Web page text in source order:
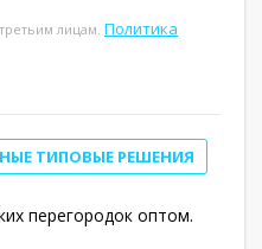
лицам. Политика
ТИПОВЫЕ РЕШЕНИЯ
перегородок оптом.